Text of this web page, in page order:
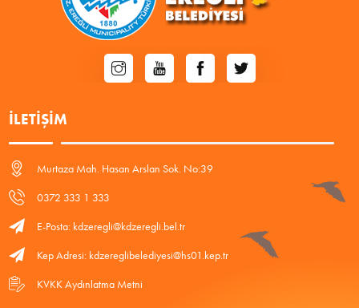
İLETIŞIM
Murtaza Mah. Hasan Arslan Sok. No:39
0372 333 1 333
E-Posta: kdzeregli@kdzeregli.bel.tr
Kep Adresi: kdzereglibelediyesi@hs01.kep.tr
KVKK Aydınlatma Metni